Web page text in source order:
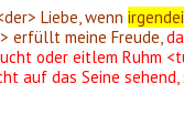
Liebe, wenn
erfüllt meine Freude,
oder eitlem Ruhm
auf das Seine sehend,